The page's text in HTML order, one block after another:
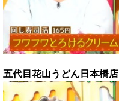
五代目花山うどん日本橋店